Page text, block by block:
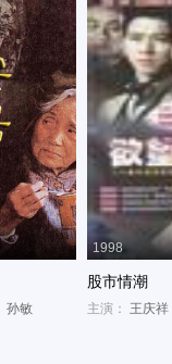
孙敏
1998
股市情潮
主演： 王庆祥